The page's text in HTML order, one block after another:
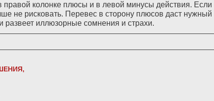
правой колонке плюсы и в левой минусы действия. Если
не рисковать. Перевес в сторону плюсов даст нужный
развеет иллюзорные сомнения и страхи.